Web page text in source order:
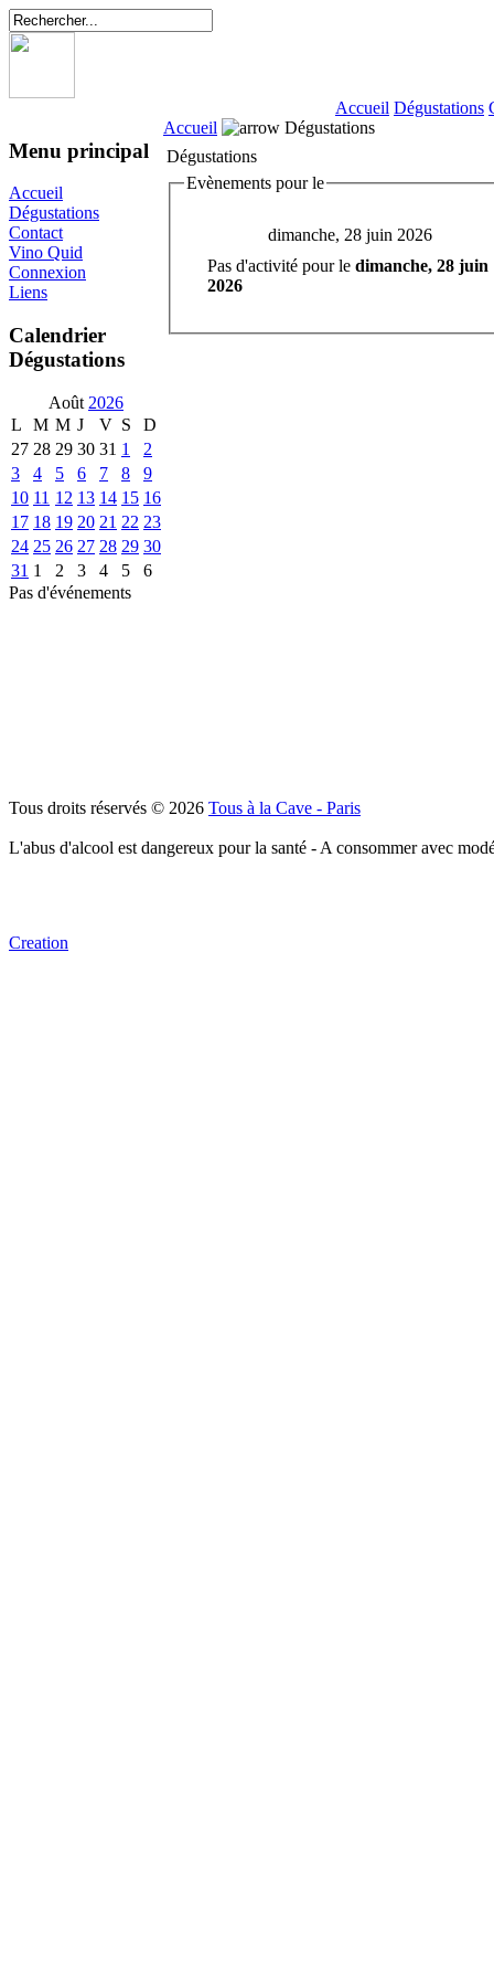
Accueil Dégustations
Menu principal
Accueil
Dégustations
Contact
Vino Quid
Connexion
Liens
Calendrier
Dégustations
Août 2026
L
M M J V S
D
27 28 29 30 31 1
2
3
4 5 6 7 8
9
10 11 12 13 14 15 16
17 18 19 20 21 22 23
24 25 26 27 28 29 30
31 1 2 3 4 5
6
Pas d'événements
Accueil
Dégustations
Dégustations
Evènements pour le
dimanche, 28 juin 2026
Pas d'activité pour le dimanche, 28 juin
2026
Tous droits réservés © 2026 Tous à la Cave - Paris
L'abus d'alcool est dangereux pour la santé - A consommer avec
Creation